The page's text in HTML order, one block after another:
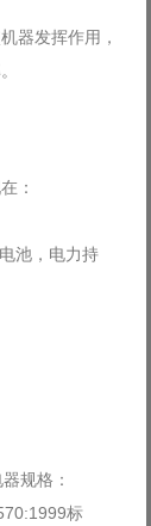
器发挥作用，
：
池，电力持
规格：
标